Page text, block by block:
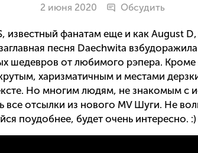
2 июня 2020 Обсудить
известный фанатам еще и как August
песня Daechwita
шедевров от любимого рэпера. Кроме
харизматичным и местами
Но многим людям, не знакомым с
все отсылки из нового MV Шуги. Не
поудобнее, будет очень интересно. :)